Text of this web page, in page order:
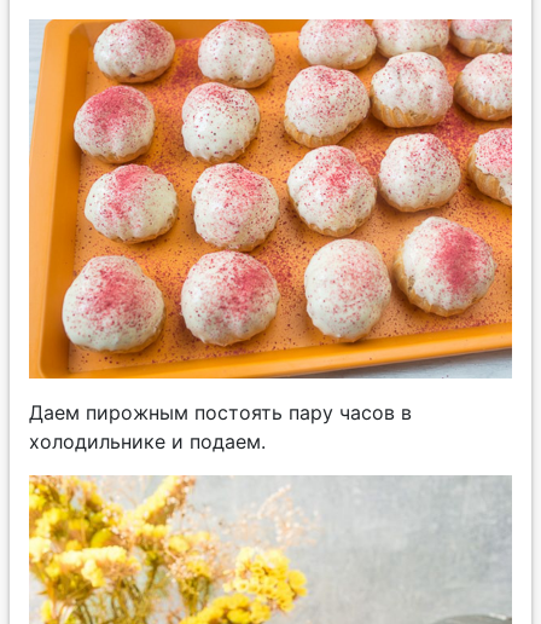
Даем пирожным постоять пару часов в
холодильнике и подаем.